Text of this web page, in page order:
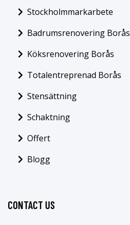
Stockholmmarkarbete
Badrumsrenovering Borås
Köksrenovering Borås
Totalentreprenad Borås
Stensättning
Schaktning
Offert
Blogg
CONTACT US